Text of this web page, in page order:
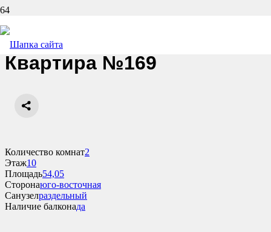
Назад
Квартира №169
Количество комнат2
Этаж10
Площадь54,05
Сторонаюго-восточная
Санузелраздельный
Наличие балконада